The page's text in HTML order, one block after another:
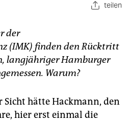
teilen
der
(IMK) finden den Rücktritt
langjähriger Hamburger
Warum?
Sicht hätte Hackmann, den
hier erst einmal die